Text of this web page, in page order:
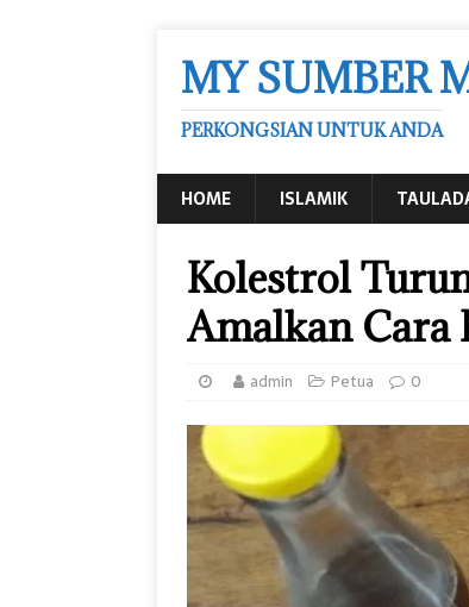
MY SUMBER
PERKONGSIAN UNTUK ANDA
HOME ISLAMIK
Kolestrol
Amalkan Cara
admin Petua 0